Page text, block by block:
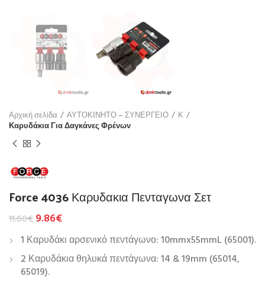
Αρχική σελίδα ΑΥΤΟΚΙΝΗΤΟ – ΣΥΝΕΡΓΕΙΟ
Κ
Καρυδάκια Για Δαγκάνες Φρένων
Force 4036 Καρυδακια Πενταγωνα Σετ
11.60€9.86€
1 Καρυδάκι αρσενικό πεντάγωνο: 10mmx55mmL (65001).
2 Καρυδάκια θηλυκά πεντάγωνα: 14 & 19mm (65014,
65019).